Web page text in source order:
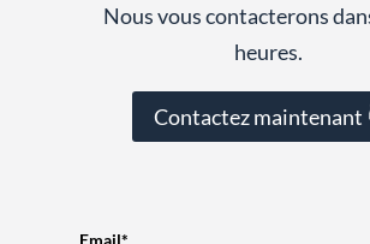
Nous vous contacterons
heures.
Contactez maintenant
Email*